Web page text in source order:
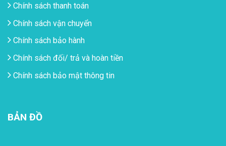
Chính sách thanh toán
Chính sách vận chuyển
Chính sách bảo hành
Chính sách đối/ trả và hoàn tiền
Chính sách bảo mật thông tin
BẢN ĐỒ